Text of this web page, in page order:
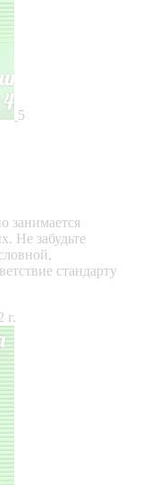
5
занимается
Не забудьте
стандарту
г.